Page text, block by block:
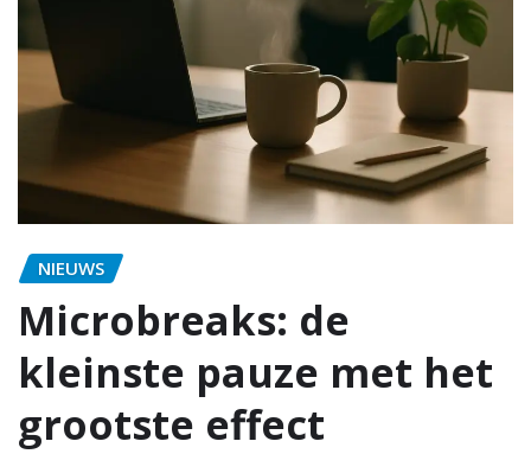
NIEUWS
Microbreaks: de
kleinste pauze met het
grootste effect